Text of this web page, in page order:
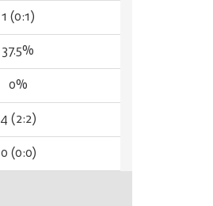
1 (0:1)
37.5%
0%
4 (2:2)
0 (0:0)